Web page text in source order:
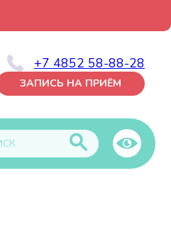
+7 4852 58-88-28
ЗАПИСЬ НА ПРИЁМ